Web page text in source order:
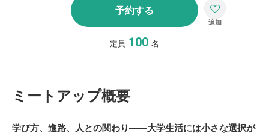
予約する
定員 100 名
ミートアップ概要
学び方、進路、人との関わり――大学生活には小さな選択が